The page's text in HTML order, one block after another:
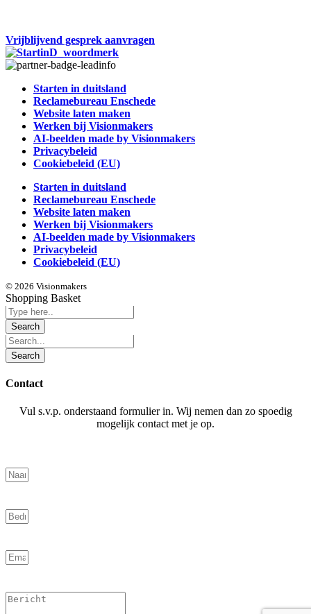
Vrijblijvend gesprek aanvragen
Starten in duitsland
Reclamebureau Enschede
Website laten maken
Werken bij Visionmakers
AI-beelden made by Visionmakers
Privacybeleid
Cookiebeleid (EU)
Starten in duitsland
Reclamebureau Enschede
Website laten maken
Werken bij Visionmakers
AI-beelden made by Visionmakers
Privacybeleid
Cookiebeleid (EU)
© 2026 Visionmakers
Shopping Basket
Contact
Vul s.v.p. onderstaand formulier in. Wij nemen dan zo spoedig
mogelijk contact met je op.